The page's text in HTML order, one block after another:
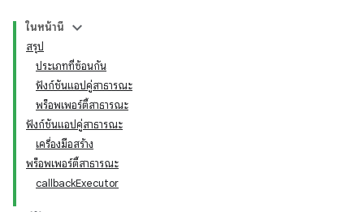
ในหน้านี้
สรุป
ประเภทที่ซ้อนกัน
ฟังก์ชันแอปคู่สาธารณะ
พร็อพเพอร์ตี้สาธารณะ
ฟังก์ชันแอปคู่สาธารณะ
เครื่องมือสร้าง
พร็อพเพอร์ตี้สาธารณะ
callbackExecutor